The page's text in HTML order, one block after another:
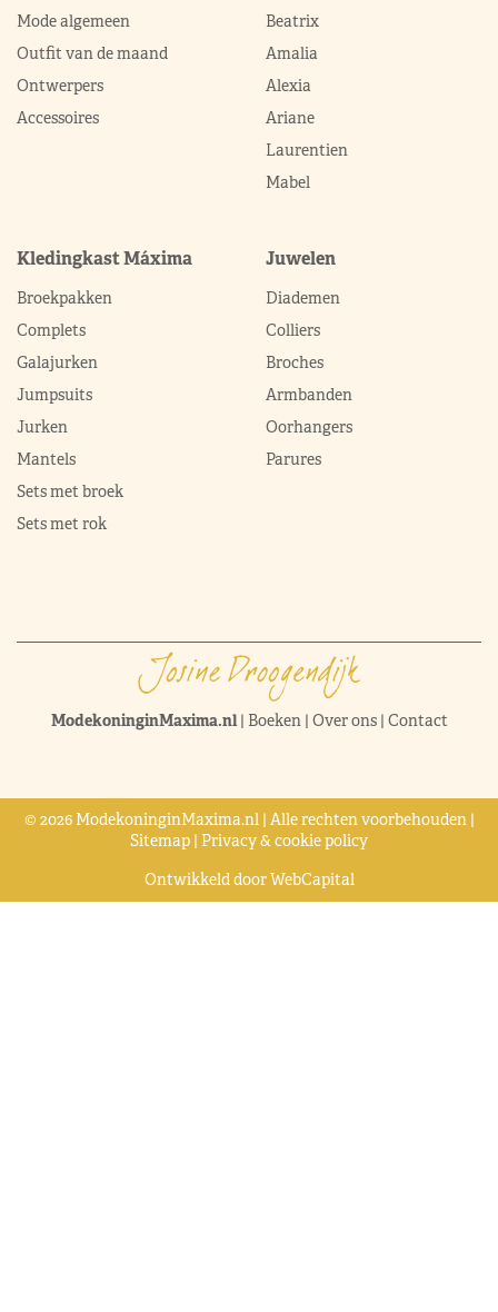
Mode algemeen
Outfit van de maand
Ontwerpers
Accessoires
Beatrix
Amalia
Alexia
Ariane
Laurentien
Mabel
Kledingkast Máxima
Broekpakken
Complets
Galajurken
Jumpsuits
Jurken
Mantels
Sets met broek
Sets met rok
Juwelen
Diademen
Colliers
Broches
Armbanden
Oorhangers
Parures
ModekoninginMaxima.nl| Boeken| Over ons| Contact
© 2026 ModekoninginMaxima.nl | Alle rechten voorbehouden |
Sitemap | Privacy & cookie policy
Ontwikkeld doorWebCapital